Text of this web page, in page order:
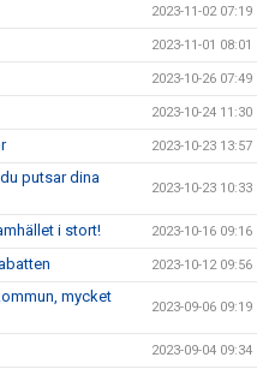
2023-11-02 07:19
2023-11-01 08:01
2023-10-26 07:49
2023-10-24 11:30
2023-10-23 13:57
putsar dina
2023-10-23 10:33
i stort! 2023-10-16 09:16
2023-10-12 09:56
mycket
2023-09-06 09:19
2023-09-04 09:34